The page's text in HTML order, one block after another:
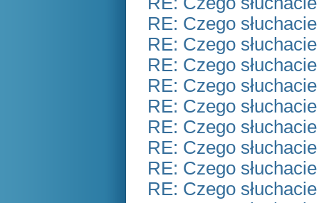
RE: Czego
RE: Czego
RE: Czego
RE: Czego
RE: Czego
RE: Czego
RE: Czego
RE: Czego
RE: Czego